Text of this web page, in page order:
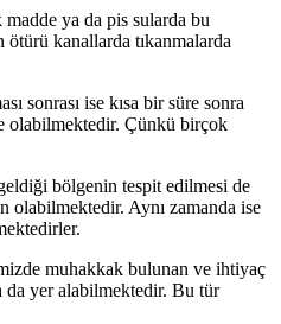
ya da pis sularda bu
ötürü kanallarda tıkanmalarda
sonrası ise kısa bir süre sonra
olabilmektedir. Çünkü birçok
bölgenin tespit edilmesi de
olabilmektedir. Aynı zamanda ise
muhakkak bulunan ve ihtiyaç
da yer alabilmektedir. Bu tür